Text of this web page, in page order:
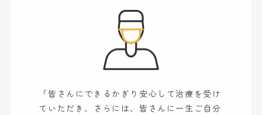
「皆さんにできるかぎり安心して治療を受け
ていただき、さらには、皆さんに一生ご自分